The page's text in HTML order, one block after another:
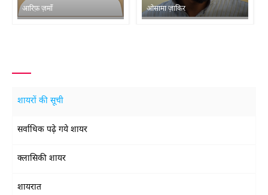
आरिफ़ ज़माँ ओसामा ज़ाकिर
शायरों की सूची
सर्वाधिक पढ़े गये शायर
क्लासिकी शायर
शायरात